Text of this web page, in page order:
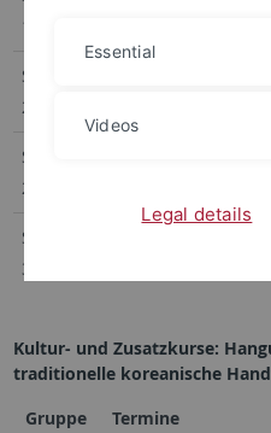
1B
Sejong Korean
2A
Sejong Korean
2B
Sejong Korean
3A
Kultur- und Zusatzkurse:
traditionelle koreanische
Gruppe
Termine
Essential
Videos
Legal details